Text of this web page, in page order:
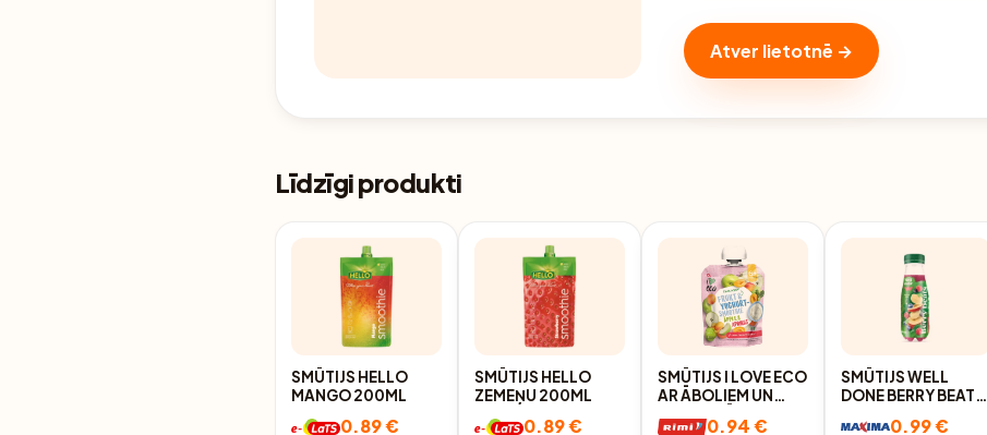
Atver lietotnē →
Līdzīgi produkti
SMŪTIJS HELLO
MANGO 200ML
0.89 €
SMŪTIJS HELLO
ZEMEŅU 200ML
0.89 €
SMŪTIJS I LOVE ECO
AR ĀBOLIEM UN
0.94 €
SMŪTIJS WELL
DONE BERRY BEATS
0.99 €